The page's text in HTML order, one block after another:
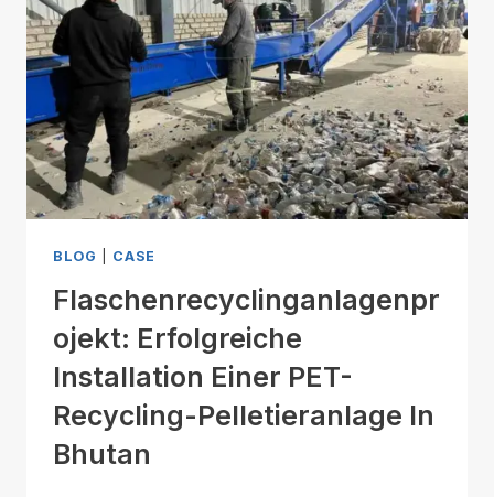
BLOG CASE
Flaschenrecyclinganlagenpr
Ojekt: Erfolgreiche
Installation Einer PET-
Recycling-Pelletieranlage In
Bhutan